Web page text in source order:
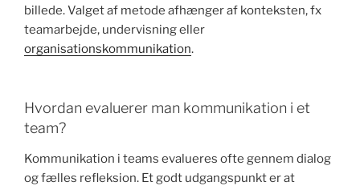
billede. Valget af metode afhænger af konteksten, fx
teamarbejde, undervisning eller
organisationskommunikation.
Hvordan evaluerer man kommunikation i et
team?
Kommunikation i teams evalueres ofte gennem dialog
og fælles refleksion. Et godt udgangspunkt er at